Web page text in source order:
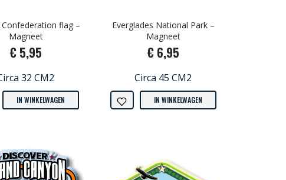
Confederation flag –
Magneet
€ 5,95
32 CM2
IN WINKELWAGEN
Everglades National Park –
Magneet
€ 6,95
Circa 45 CM2
IN WINKELWAGEN